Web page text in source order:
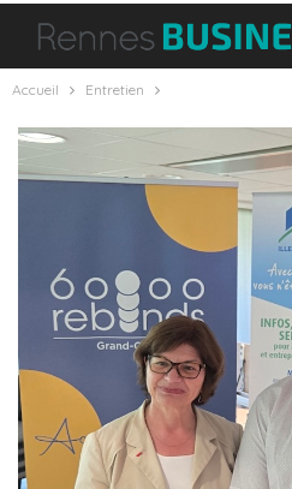
Accueil Entretien